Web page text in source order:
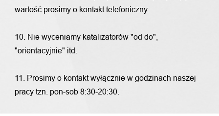
wartość prosimy o kontakt telefoniczny.
10. Nie wyceniamy katalizatorów "od do",
"orientacyjnie" itd.
11. Prosimy o kontakt wyłącznie w godzinach naszej
pracy tzn. pon-sob 8:30-20:30.